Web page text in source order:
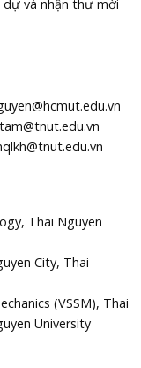
dự và nhận thư mời
Thai Nguyen
City, Thai
(VSSM), Thai
University